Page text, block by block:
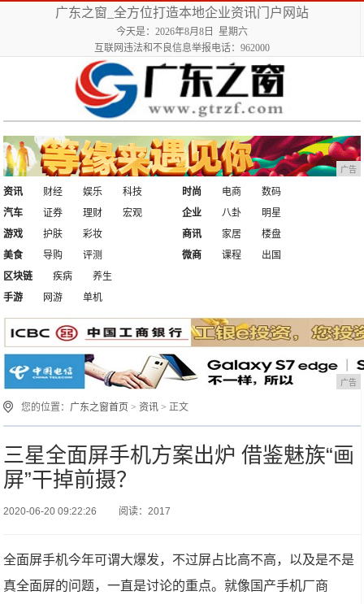
广东之窗_全方位打造本地企业资讯门户网站
今天是：2026年8月8日 星期六
互联网违法和不良信息举报电话：962000
广告
资讯 财经 娱乐
科技
汽车
证券 理财 宏观
时尚 电商
数码
企业
八卦
明星
游戏
护肤
彩妆
美食
导购 评测
商讯 家居
楼盘
微商
课程
出国
区块链
疾病
养生
手游
网游 单机
广告
您的位置： 广东之窗首页 >资讯 > 正文
三星全面屏手机方案出炉 借鉴魅族“画
屏”干掉前摄？
2020-06-20 09:22:26 阅读：2017
全面屏手机今年可谓大爆发，不过屏占比高不高，以及是不是
真全面屏的问题，一直是讨论的重点。就像国产手机厂商